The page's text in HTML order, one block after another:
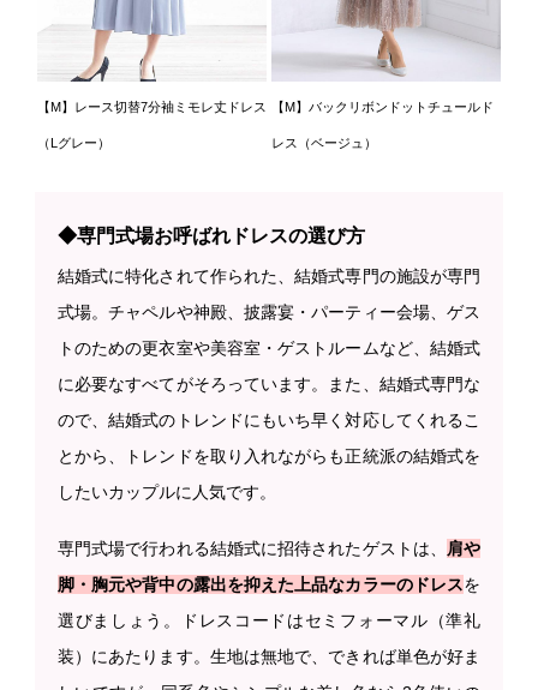
【M】レース切替7分袖ミモレ丈ドレス
（Lグレー）
【M】バックリボンドットチュールド
レス（ベージュ）
◆専門式場お呼ばれドレスの選び方
結婚式に特化されて作られた、結婚式専門の施設が専門
式場。チャペルや神殿、披露宴・パーティー会場、ゲス
トのための更衣室や美容室・ゲストルームなど、結婚式
に必要なすべてがそろっています。また、結婚式専門な
ので、結婚式のトレンドにもいち早く対応してくれるこ
とから、トレンドを取り入れながらも正統派の結婚式を
したいカップルに人気です。
専門式場で行われる結婚式に招待されたゲストは、
肩や
脚・胸元や背中の露出を抑えた上品なカラーのドレスを
選びましょう。ドレスコードはセミフォーマル（準礼
装）にあたります。生地は無地で、できれば単色が好ま